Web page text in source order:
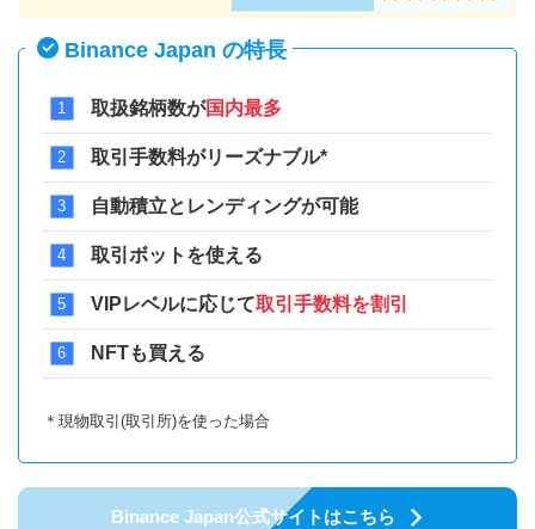
Binance Japan の特長
取扱銘柄数が国内最多
取引手数料がリーズナブル*
自動積立とレンディングが可能
取引ボットを使える
VIPレベルに応じて取引手数料を割引
NFTも買える
＊現物取引(取引所)を使った場合
Binance Japan公式サイトはこちら